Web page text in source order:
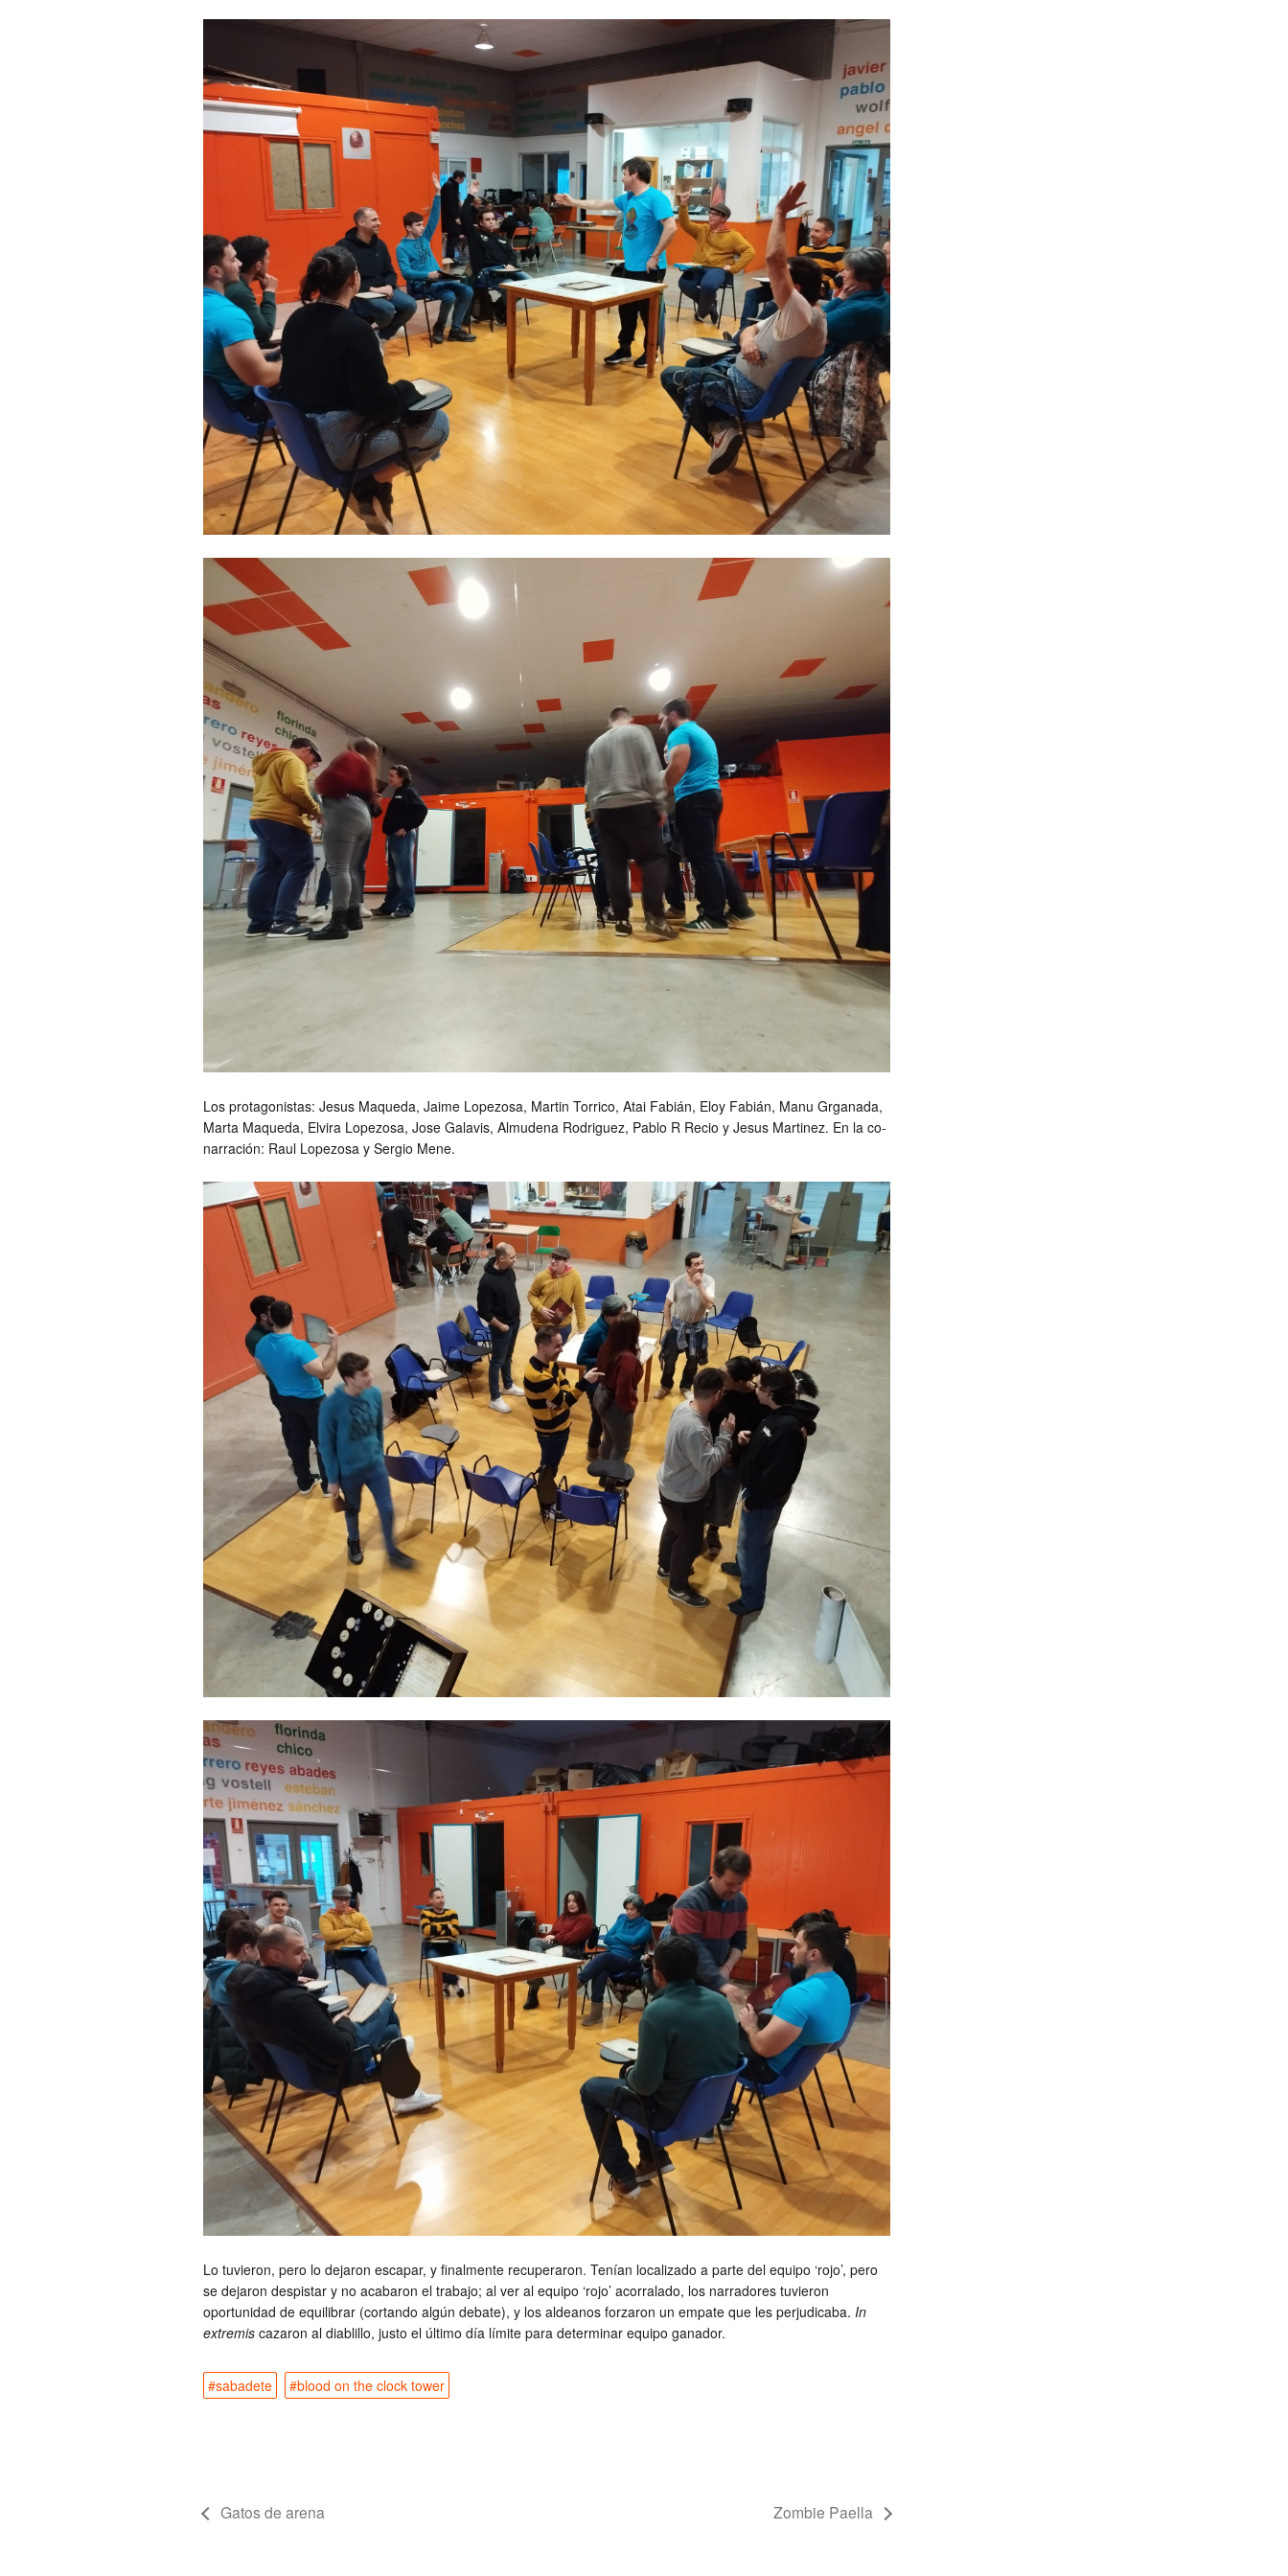
Los protagonistas: Jesus Maqueda, Jaime Lopezosa, Martin Torrico, Atai Fabián, Eloy Fabián, Manu Grganada,
Marta Maqueda, Elvira Lopezosa, Jose Galavis, Almudena Rodriguez, Pablo R Recio y Jesus Martinez. En la co-
narración: Raul Lopezosa y Sergio Mene.
Lo tuvieron, pero lo dejaron escapar, y finalmente recuperaron. Tenían localizado a parte del equipo ‘rojo’, pero
se dejaron despistar y no acabaron el trabajo; al ver al equipo ‘rojo’ acorralado, los narradores tuvieron
oportunidad de equilibrar (cortando algún debate), y los aldeanos forzaron un empate que les perjudicaba. In
extremis cazaron al diablillo, justo el último día límite para determinar equipo ganador.
#sabadete #blood on the clock tower
Gatos de arena Zombie Paella